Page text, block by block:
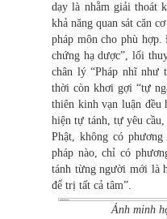
dạy là nhằm giải thoát
khả năng quan sát căn
pháp môn cho phù
chứng hạ dược”, lối
chân lý “Pháp nhĩ như
thời còn khơi gợi “tự
thiên kinh vạn luận đều
hiện tự tánh, tự yêu
Phật, không có
pháp nào, chỉ có
tánh từng người mới là
để trị tất cả tâm”.
Ảnh minh